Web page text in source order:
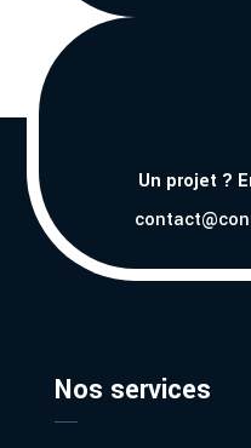
Un projet ?
Nos services